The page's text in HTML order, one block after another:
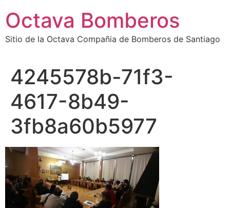
Octava Bomberos
Sitio de la Octava Compañia de Bomberos de Santiago
4245578b-71f3-
4617-8b49-
3fb8a60b5977